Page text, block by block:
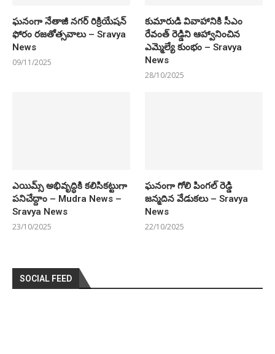
ఘనంగా నేతాజీ నగర్ రిక్రియేషన్
ఫోరం రజతోత్సవాలు – Sravya
News
09/11/2025
కుమారుడి వివాహానికి సీఎం
రేవంత్ రెడ్డిని ఆహ్వానించిన
ఎమ్మెల్యే కుంభం – Sravya
News
28/10/2025
ఎయిమ్స్ అభివృద్ధికి కలిసికట్టుగా
పనిచేద్దాం – Mudra News –
Sravya News
23/10/2025
ఘనంగా గోలి పింగల్ రెడ్డి
జన్మదిన వేడుకలు – Sravya
News
22/10/2025
SOCIAL FEED